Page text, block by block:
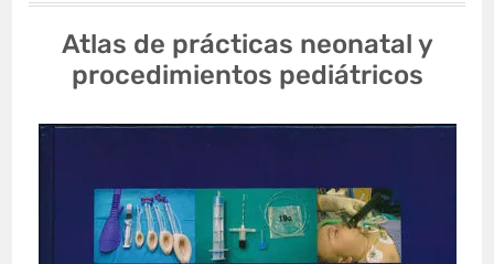
Atlas de prácticas neonatal y
procedimientos pediátricos